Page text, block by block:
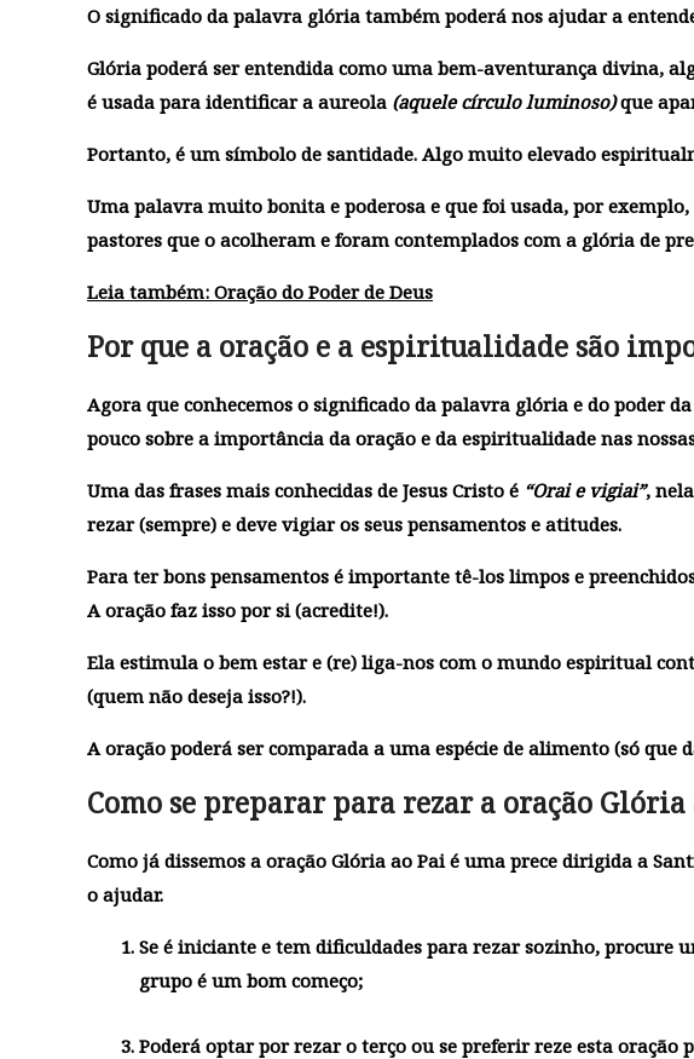
O significado da palavra glória também poderá nos ajudar a
Glória poderá ser entendida como uma bem-aventurança divina,
é usada para identificar a aureola (aquele círculo luminoso)que
Portanto, é um símbolo de santidade. Algo muito elevado
Uma palavra muito bonita e poderosa e que foi usada, por
pastores que o acolheram e foram contemplados com a glória de
Leia também: Oração do Poder de Deus
Por que a oração e a espiritualidade são
Agora que conhecemos o significado da palavra glória e do poder da
pouco sobre a importância da oração e da espiritualidade nas
Uma das frases mais conhecidas de Jesus Cristo é “Orai e vigiai”,
rezar (sempre) e deve vigiar os seus pensamentos e atitudes.
Para ter bons pensamentos é importante tê-los limpos e
A oração faz isso por si (acredite!).
Ela estimula o bem estar e (re) liga-nos com o mundo espiritual
(quem não deseja isso?!).
A oração poderá ser comparada a uma espécie de alimento (só que
Como se preparar para rezar a oração Glória
Como já dissemos a oração Glória ao Pai é uma prece dirigida a
o ajudar.
Se é iniciante e tem dificuldades para rezar sozinho, procure
grupo é um bom começo;
Poderá optar por rezar o terço ou se preferir reze esta